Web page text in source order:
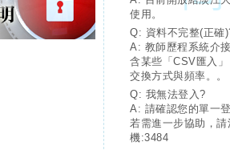
使用。
Q: 資料不完整(正確
A: 教師歷程系統介
含某些「CSV匯入
交換方式與頻率。。
Q: 我無法登入?
A: 請確認您的單一
若需進一步協助，
機:3484